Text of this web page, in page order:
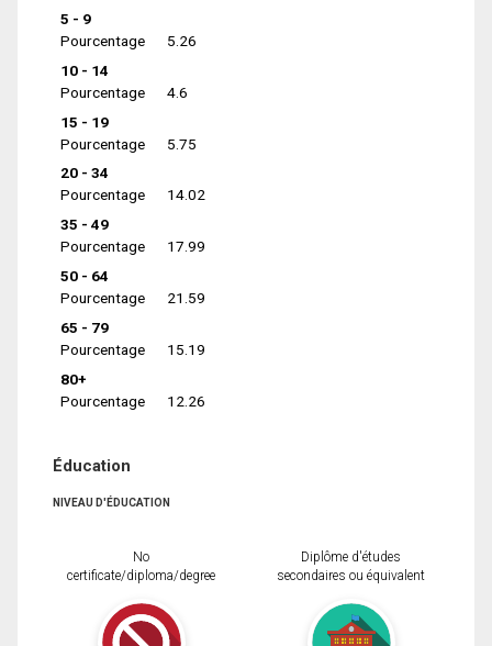
5 - 9
Pourcentage
5.26
10 - 14
Pourcentage
4.6
15 - 19
Pourcentage
5.75
20 - 34
Pourcentage
14.02
35 - 49
Pourcentage
17.99
50 - 64
Pourcentage
21.59
65 - 79
Pourcentage
15.19
80+
Pourcentage
12.26
Éducation
NIVEAU D'ÉDUCATION
No
certificate/diploma/degree
Diplôme d'études
secondaires ou équivalent